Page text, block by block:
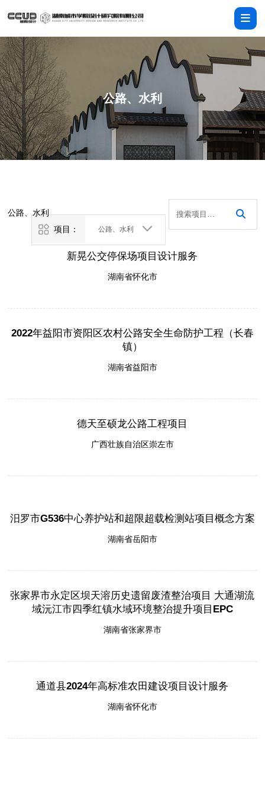
公路、水利
公路、水利
项目：
公路、水利
新晃公交停保场项目设计服务
湖南省怀化市
2022年益阳市资阳区农村公路安全生命防护工程（长春
镇）
湖南省益阳市
德天至硕龙公路工程项目
广西壮族自治区崇左市
汨罗市G536中心养护站和超限超载检测站项目概念方案
湖南省岳阳市
张家界市永定区坝天溶历史遗留废渣整治项目 大通湖流
域沅江市四季红镇水域环境整治提升项目EPC
湖南省张家界市
通道县2024年高标准农田建设项目设计服务
湖南省怀化市